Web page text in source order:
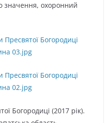
значення, охоронний
Богородиці (2017 рік).